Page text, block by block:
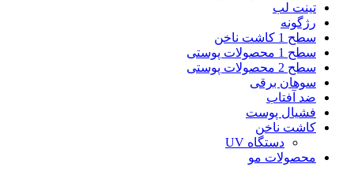
تینت لب
رژگونه
سطح 1 کاشت ناخن
سطح 1 محصولات پوستی
سطح 2 محصولات پوستی
سوهان برقی
ضد آفتاب
فشیال پوست
کاشت ناخن
دستگاه UV
محصولات مو